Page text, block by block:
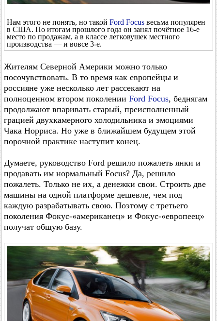
Нам этого не понять, но такой Ford Focus весьма популярен
в США. По итогам прошлого года он занял почётное 16-е
место по продажам, а в классе легковушек местного
производства — и вовсе 3-е.
Жителям Северной Америки можно только
посочувствовать. В то время как европейцы и
россияне уже несколько лет рассекают на
полноценном втором поколении Ford Focus, беднягам
продолжают впаривать старый, преисполненный
грацией двухкамерного холодильника и эмоциями
Чака Норриса. Но уже в ближайшем будущем этой
порочной практике наступит конец.
Думаете, руководство Ford решило пожалеть янки и
продавать им нормальный Focus? Да, решило
пожалеть. Только не их, а денежки свои. Строить две
машины на одной платформе дешевле, чем под
каждую разрабатывать свою. Поэтому с третьего
поколения Фокус-«американец» и Фокус-«европеец»
получат общую базу.